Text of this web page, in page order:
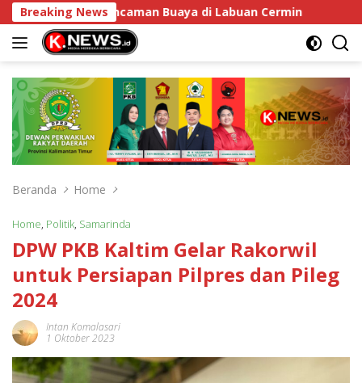
Langsung
ke
konten
Breaking News
Atasi Ancaman Buaya di Labuan Cermin DPRD
Beranda Home
Home, Politik, Samarinda
DPW PKB Kaltim Gelar Rakorwil
untuk Persiapan Pilpres dan Pileg
2024
Intan Komalasari
1 Oktober 2023